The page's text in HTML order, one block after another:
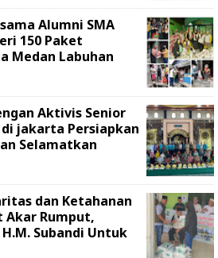
Alumni SMA
150 Paket
Medan Labuhan
Aktivis Senior
jakarta Persiapkan
Selamatkan
dan Ketahanan
Akar Rumput,
Subandi Untuk